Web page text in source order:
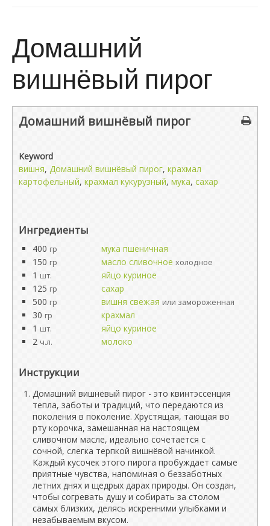
Домашний
вишнёвый пирог
Домашний вишнёвый пирог
Keyword
вишня, Домашний вишнёвый пирог, крахмал
картофельный, крахмал кукурузный, мука, сахар
Ингредиенты
400 гр
мука пшеничная
150 гр масло сливочное холодное
1 шт.
яйцо куриное
125 гр
сахар
500 гр вишня свежая или замороженная
30 гр
крахмал
1 шт.
яйцо куриное
2 ч.л. молоко
Инструкции
Домашний вишнёвый пирог - это квинтэссенция
тепла, заботы и традиций, что передаются из
поколения в поколение. Хрустящая, тающая во
рту корочка, замешанная на настоящем
сливочном масле, идеально сочетается с
сочной, слегка терпкой вишнёвой начинкой.
Каждый кусочек этого пирога пробуждает самые
приятные чувства, напоминая о беззаботных
летних днях и щедрых дарах природы. Он создан,
чтобы согревать душу и собирать за столом
самых близких, делясь искренними улыбками и
незабываемым вкусом.